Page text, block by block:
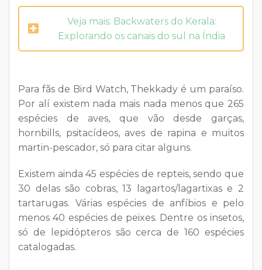
Veja mais: Backwaters do Kerala:
Explorando os canais do sul na Índia
Para fãs de Bird Watch, Thekkady é um paraíso.
Por alí existem nada mais nada menos que 265
espécies de aves, que vão desde garças,
hornbills, psitacídeos, aves de rapina e muitos
martin-pescador, só para citar alguns.
Existem ainda 45 espécies de repteis, sendo que
30 delas são cobras, 13 lagartos/lagartixas e 2
tartarugas. Várias espécies de anfíbios e pelo
menos 40 espécies de peixes. Dentre os insetos,
só de lepidópteros são cerca de 160 espécies
catalogadas.